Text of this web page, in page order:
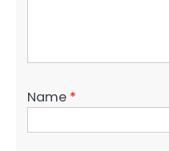
Name *